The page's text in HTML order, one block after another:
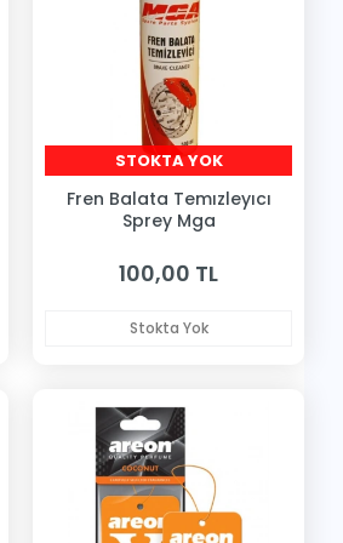
STOKTA YOK
Fren Balata Temızleyıcı
Sprey Mga
100,00 TL
Stokta Yok